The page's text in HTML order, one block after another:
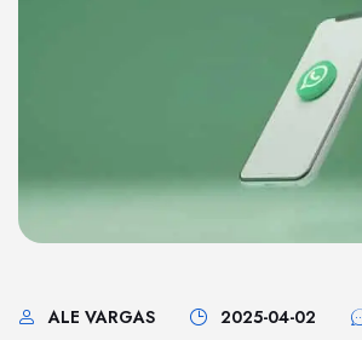
ALE VARGAS 2025-04-02